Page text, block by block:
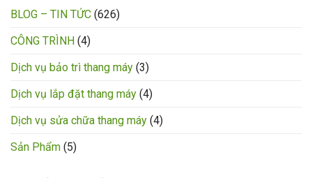
BLOG – TIN TỨC (626)
CÔNG TRÌNH (4)
Dịch vụ bảo trì thang máy (3)
Dịch vụ lắp đặt thang máy (4)
Dịch vụ sửa chữa thang máy (4)
Sản Phẩm (5)